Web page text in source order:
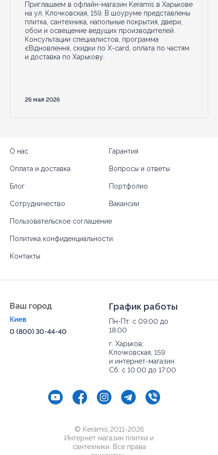
Приглашаем в офлайн-магазин Keramis в Харькове
на ул. Клочковская, 159. В шоуруме представлены
плитка, сантехника, напольные покрытия, двери,
обои и освещение ведущих производителей.
Консультации специалистов, программа
єВідновлення, скидки по X-card, оплата по частям
и доставка по Харькову.
26 мая 2026
О нас Гарантия
Оплата и доставка Вопросы и ответы
Блог Портфолио
Сотрудничество Вакансии
Пользовательское соглашение
Политика конфиденциальности
Контакты
Ваш город
Киев
0 (800) 30-44-40
График работы
Пн-Пт: с 09:00 до
18:00
г. Харьков,
Клочковская, 159
и интернет-магазин:
Сб: с 10:00 до 17:00
© Keramis 2011-2026
Интернет магазин плитки и
сантехники. Все права